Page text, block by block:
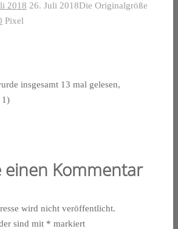
2018 26. Juli 2018Die Originalgröße
Pixel
insgesamt 13 mal gelesen,
1)
einen Kommentar
wird nicht veröffentlicht.
sind mit * markiert